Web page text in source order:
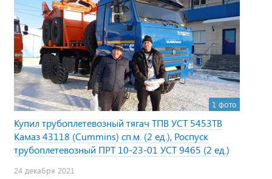
1 фото
Купил трубоплетевозный тягач ТПВ УСТ 5453TB
Камаз 43118 (Cummins) сп.м. (2 ед.), Роспуск
трубоплетевозный ПРТ 10-23-01 УСТ 9465 (2 ед.)
24 декабря 2021